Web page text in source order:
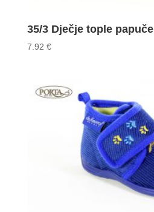
35/3 Dječje tople
7.92 €